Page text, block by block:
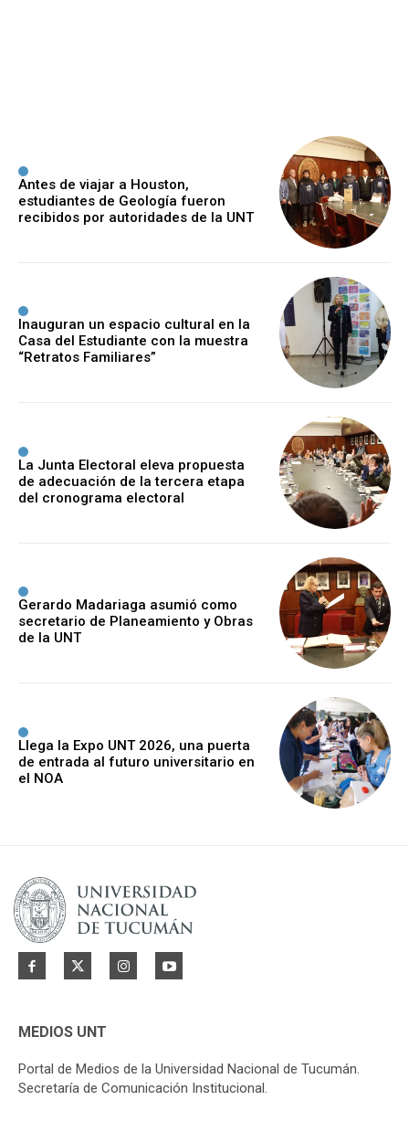
Antes de viajar a Houston,
estudiantes de Geología fueron
recibidos por autoridades de la UNT
Inauguran un espacio cultural en la
Casa del Estudiante con la muestra
“Retratos Familiares”
La Junta Electoral eleva propuesta
de adecuación de la tercera etapa
del cronograma electoral
Gerardo Madariaga asumió como
secretario de Planeamiento y Obras
de la UNT
Llega la Expo UNT 2026, una puerta
de entrada al futuro universitario en
el NOA
MEDIOS UNT
Portal de Medios de la Universidad Nacional de Tucumán.
Secretaría de Comunicación Institucional.